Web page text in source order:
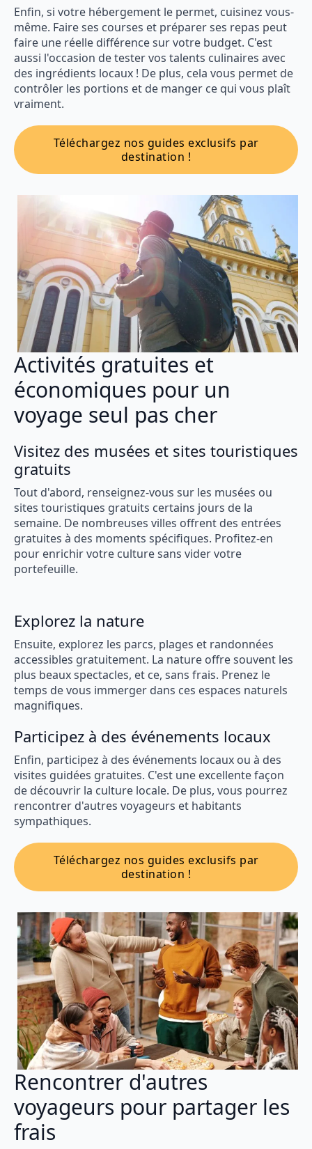
Enfin, si votre hébergement le permet, cuisinez vous-
même. Faire ses courses et préparer ses repas peut
faire une réelle différence sur votre budget. C'est
aussi l'occasion de tester vos talents culinaires avec
des ingrédients locaux ! De plus, cela vous permet de
contrôler les portions et de manger ce qui vous plaît
vraiment.
Téléchargez nos guides exclusifs par
destination !
Activités gratuites et
économiques pour un
voyage seul pas cher
Visitez des musées et sites touristiques
gratuits
Tout d'abord, renseignez-vous sur les musées ou
sites touristiques gratuits certains jours de la
semaine. De nombreuses villes offrent des entrées
gratuites à des moments spécifiques. Profitez-en
pour enrichir votre culture sans vider votre
portefeuille.
Explorez la nature
Ensuite, explorez les parcs, plages et randonnées
accessibles gratuitement. La nature offre souvent les
plus beaux spectacles, et ce, sans frais. Prenez le
temps de vous immerger dans ces espaces naturels
magnifiques.
Participez à des événements locaux
Enfin, participez à des événements locaux ou à des
visites guidées gratuites. C'est une excellente façon
de découvrir la culture locale. De plus, vous pourrez
rencontrer d'autres voyageurs et habitants
sympathiques.
Téléchargez nos guides exclusifs par
destination !
Rencontrer d'autres
voyageurs pour partager les
frais